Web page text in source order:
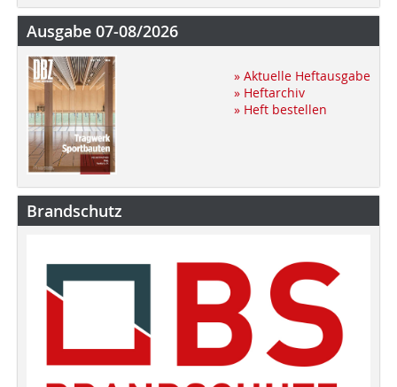
Ausgabe 07-08/2026
» Aktuelle Heftausgabe
» Heftarchiv
» Heft bestellen
Brandschutz